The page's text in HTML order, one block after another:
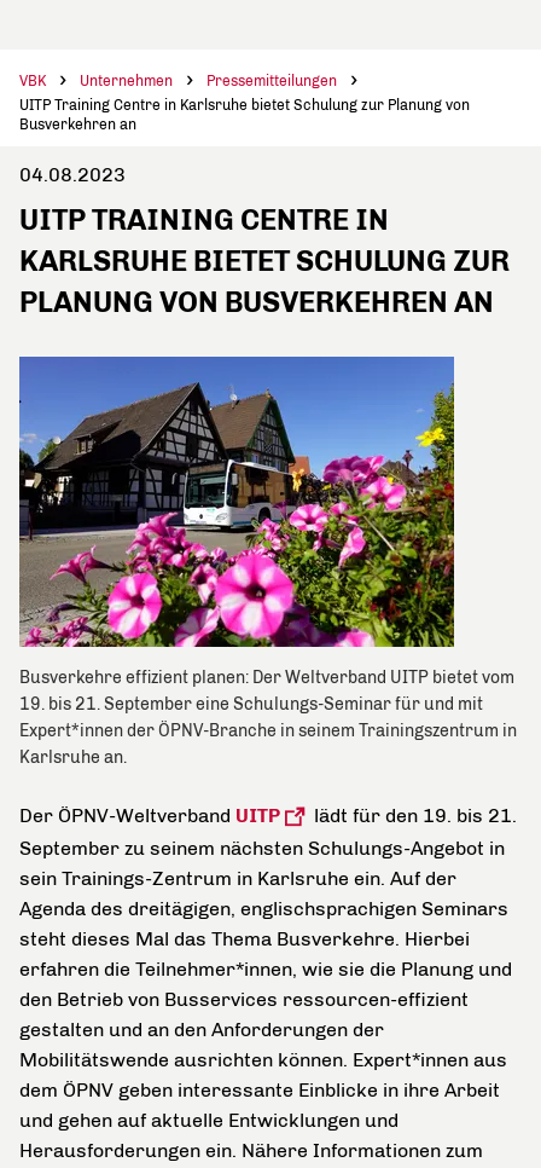
VBK Unternehmen
Pressemitteilungen
UITP Training Centre in Karlsruhe bietet Schulung zur Planung von
Busverkehren an
04.08.2023
UITP TRAINING CENTRE IN
KARLSRUHE BIETET SCHULUNG ZUR
PLANUNG VON BUSVERKEHREN AN
Busverkehre effizient planen: Der Weltverband UITP bietet vom
19. bis 21. September eine Schulungs-Seminar für und mit
Expert*innen der ÖPNV-Branche in seinem Trainingszentrum in
Karlsruhe an.
Der ÖPNV-Weltverband UITP
lädt für den 19. bis 21.
September zu seinem nächsten Schulungs-Angebot in
sein Trainings-Zentrum in Karlsruhe ein. Auf der
Agenda des dreitägigen, englischsprachigen Seminars
steht dieses Mal das Thema Busverkehre. Hierbei
erfahren die Teilnehmer*innen, wie sie die Planung und
den Betrieb von Busservices ressourcen-effizient
gestalten und an den Anforderungen der
Mobilitätswende ausrichten können. Expert*innen aus
dem ÖPNV geben interessante Einblicke in ihre Arbeit
und gehen auf aktuelle Entwicklungen und
Herausforderungen ein. Nähere Informationen zum